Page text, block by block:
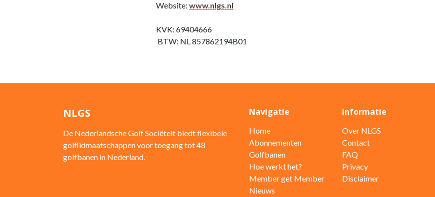
Website: www.nlgs.nl
KVK: 69404666
BTW: NL 857862194B01
NLGS
De Nederlandsche Golf Sociëteit biedt flexibele
golflidmaatschappen voor toegang tot 48
golfbanen in Nederland.
Navigatie
Home
Abonnementen
Golfbanen
Hoe werkt het?
Member get Member
Nieuws
Informatie
Over NLGS
Contact
FAQ
Privacy
Disclaimer